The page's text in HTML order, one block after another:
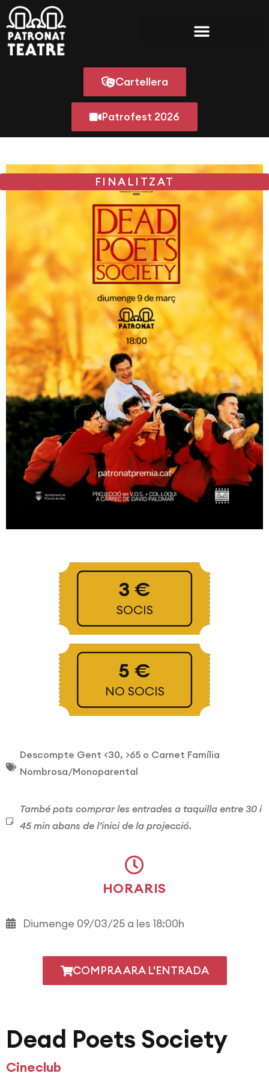
Cartellera
Patrofest 2026
FINALITZAT
3 €
SOCIS
5 €
NO SOCIS
Descompte Gent <30, >65 o Carnet Família
Nombrosa/Monoparental
També pots comprar les entrades a taquilla entre 30 i
45 min abans de l’inici de la projecció.
HORARIS
Diumenge 09/03/25 a les 18:00h
COMPRA ARA L'ENTRADA
Dead Poets Society
Cineclub